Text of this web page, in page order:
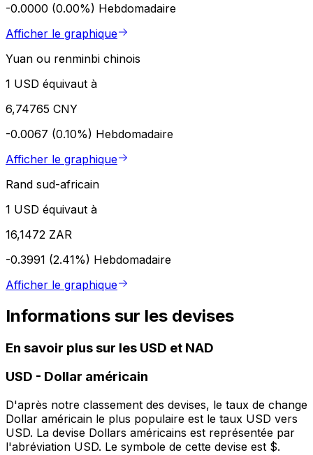
-0.0000 (0.00%) Hebdomadaire
Afficher le graphique
Yuan ou renminbi chinois
1 USD équivaut à
6,74765 CNY
-0.0067 (0.10%) Hebdomadaire
Afficher le graphique
Rand sud-africain
1 USD équivaut à
16,1472 ZAR
-0.3991 (2.41%) Hebdomadaire
Afficher le graphique
Informations sur les devises
En savoir plus sur les USD et NAD
USD - Dollar américain
D'après notre classement des devises, le taux de change
Dollar américain le plus populaire est le taux USD vers
USD. La devise Dollars américains est représentée par
l'abréviation USD. Le symbole de cette devise est $.